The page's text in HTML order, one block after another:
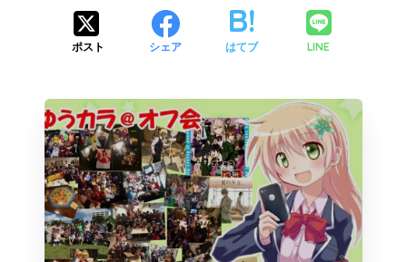
ポスト シェア はてブ LINE